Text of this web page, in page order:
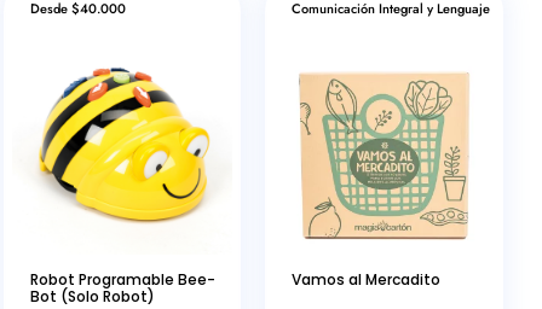
Desde $40.000
Robot Programable Bee-
Bot (Solo Robot)
Comunicación Integral y Lenguaje
Vamos al Mercadito